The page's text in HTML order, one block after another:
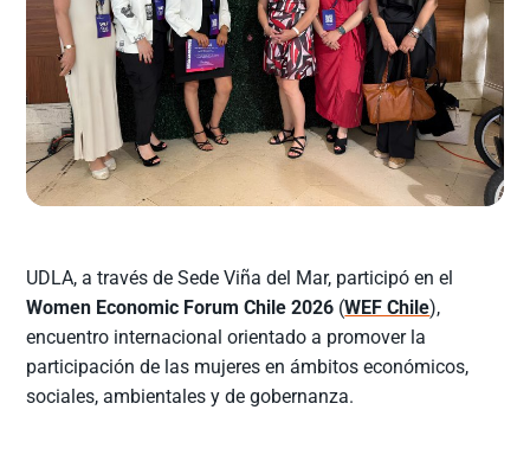
UDLA, a través de Sede Viña del Mar, participó en el
Women Economic Forum Chile 2026 (WEF Chile),
encuentro internacional orientado a promover la
participación de las mujeres en ámbitos económicos,
sociales, ambientales y de gobernanza.